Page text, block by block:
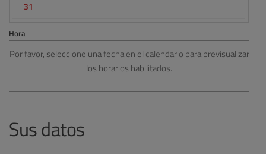
31
Hora
Por favor, seleccione una fecha en el calendario para previsualizar
los horarios habilitados.
Sus datos